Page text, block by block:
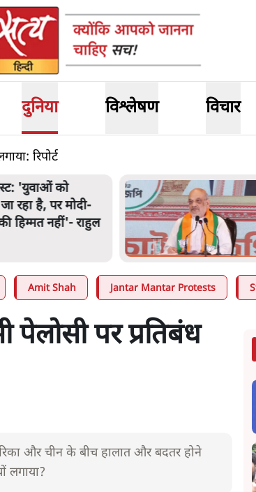
दुनिया विश्लेषण विचार
रिपोर्ट
संसद में आने पर
राज्यसभा
से कहा
Amit Shah Jantar Mantar Protests
पेलोसी पर प्रतिबंध
और चीन के बीच हालात और बदतर होने
लगाया?